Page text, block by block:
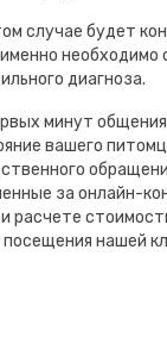
случае будет
необходимо
диагноза.
минут
вашего
за онлайн-
расчете
нашей